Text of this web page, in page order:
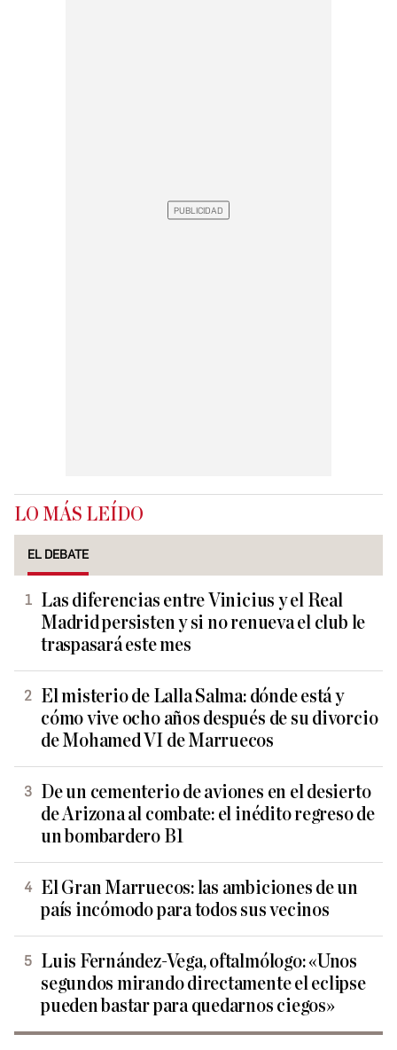
LO MÁS LEÍDO
EL DEBATE
Las diferencias entre Vinicius y el Real
Madrid persisten y si no renueva el club le
traspasará este mes
El misterio de Lalla Salma: dónde está y
cómo vive ocho años después de su divorcio
de Mohamed VI de Marruecos
De un cementerio de aviones en el desierto
de Arizona al combate: el inédito regreso de
un bombardero B1
El Gran Marruecos: las ambiciones de un
país incómodo para todos sus vecinos
Luis Fernández-Vega, oftalmólogo: «Unos
segundos mirando directamente el eclipse
pueden bastar para quedarnos ciegos»